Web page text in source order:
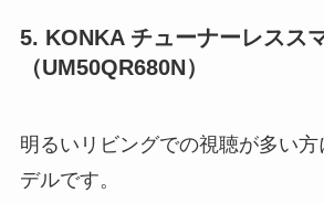
5. KONKA チューナーレスス
（UM50QR680N）
明るいリビングでの視聴が多い
デルです。